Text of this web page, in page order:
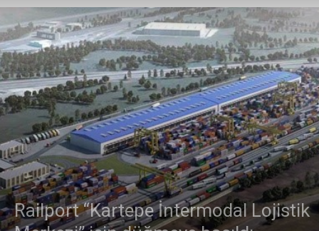
Kıbrıs
Türk
Ticaret
Odası
Railport “Kartepe İntermodal Lojistik